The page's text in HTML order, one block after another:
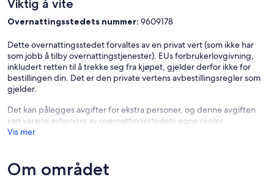
Viktig å vite
Overnattingsstedets nummer: 9609178
Dette overnattingsstedet forvaltes av en privat vert (som ikke har
som jobb å tilby overnattingstjenester). EUs forbrukerlovgivning,
inkludert retten til å trekke seg fra kjøpet, gjelder derfor ikke for
bestillingen din. Det er den private vertens avbestillingsregler som
gjelder.
Det kan pålegges avgifter for ekstra personer, og denne avgiften
kan variere avhengig av overnattingsstedets egne regler
Vis mer
Om området